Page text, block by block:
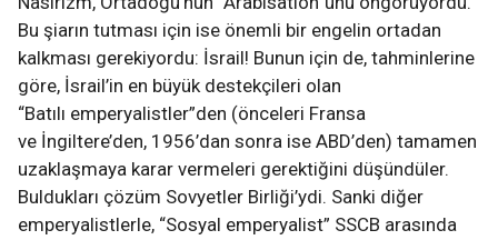
Bu şiarın tutması için ise önemli bir engelin ortadan
kalkması gerekiyordu: İsrail! Bunun için de, tahminlerine
göre, İsrail’in en büyük destekçileri olan
“Batılı emperyalistler”den (önceleri Fransa
ve İngiltere’den, 1956’dan sonra ise ABD’den) tamamen
uzaklaşmaya karar vermeleri gerektiğini düşündüler.
Buldukları çözüm Sovyetler Birliği’ydi. Sanki diğer
emperyalistlerle, “Sosyal emperyalist” SSCB arasında